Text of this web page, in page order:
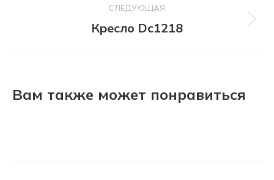
СЛЕДУЮЩАЯ
Следующий
Кресло Dc1218
Вам также может понравиться